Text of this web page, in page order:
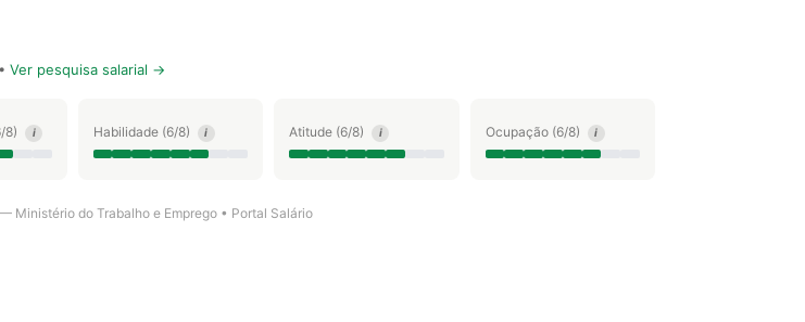
Ver pesquisa salarial →
8) i Habilidade (6/8) i Atitude (6/8) i Ocupação (6/8) i
Ministério do Trabalho e Emprego • Portal Salário